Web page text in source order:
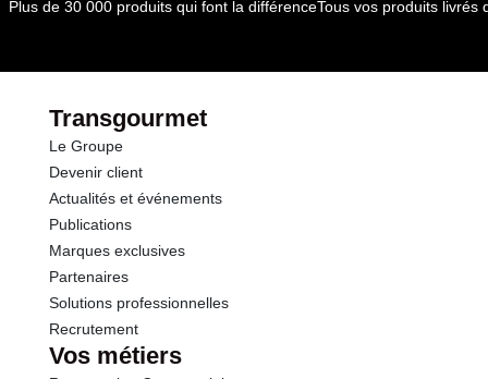
Protéines
Sel
Plus de 30 000 produits qui font la différenceTous vos produits livrés
Transgourmet
Le Groupe
Devenir client
Actualités et événements
Publications
Marques exclusives
Partenaires
Solutions professionnelles
Recrutement
Vos métiers